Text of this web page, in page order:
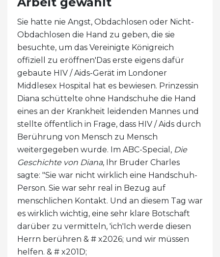
Sie hatte nie Angst, Obdachlosen oder Nicht-
Obdachlosen die Hand zu geben, die sie
besuchte, um das Vereinigte Königreich
offiziell zu eröffnen'Das erste eigens dafür
gebaute HIV / Aids-Gerät im Londoner
Middlesex Hospital hat es bewiesen. Prinzessin
Diana schüttelte ohne Handschuhe die Hand
eines an der Krankheit leidenden Mannes und
stellte öffentlich in Frage, dass HIV / Aids durch
Berührung von Mensch zu Mensch
weitergegeben wurde. Im ABC-Special, Die
Geschichte von Diana, Ihr Bruder Charles
sagte: "Sie war nicht wirklich eine Handschuh-
Person. Sie war sehr real in Bezug auf
menschlichen Kontakt. Und an diesem Tag war
es wirklich wichtig, eine sehr klare Botschaft
darüber zu vermitteln, 'ich'Ich werde diesen
Herrn berühren & # x2026; und wir müssen
helfen. & # x201D;